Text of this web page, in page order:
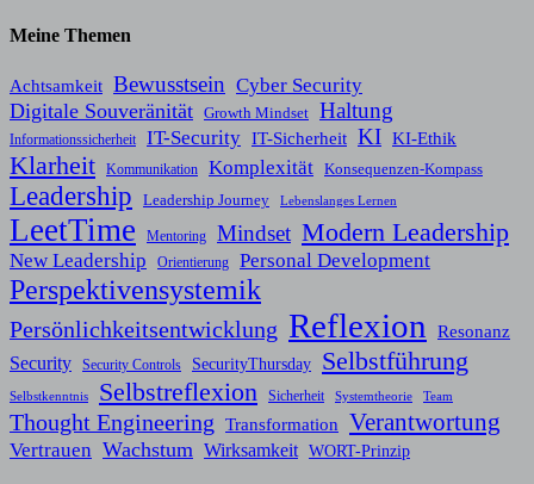
Meine Themen
Achtsamkeit Bewusstsein Cyber Security
Digitale Souveränität Growth Mindset Haltung
Informationssicherheit IT-Security IT-Sicherheit KI KI-Ethik
Klarheit Kommunikation Komplexität Konsequenzen-Kompass
Leadership Leadership Journey Lebenslanges Lernen
LeetTime Mentoring Mindset Modern Leadership
New Leadership Orientierung Personal Development
Perspektivensystemik
Persönlichkeitsentwicklung Reflexion
Resonanz
Security
Security Controls SecurityThursday Selbstführung
Selbstkenntnis Selbstreflexion Sicherheit Systemtheorie Team
Thought Engineering Transformation Verantwortung
Vertrauen Wachstum Wirksamkeit WORT-Prinzip